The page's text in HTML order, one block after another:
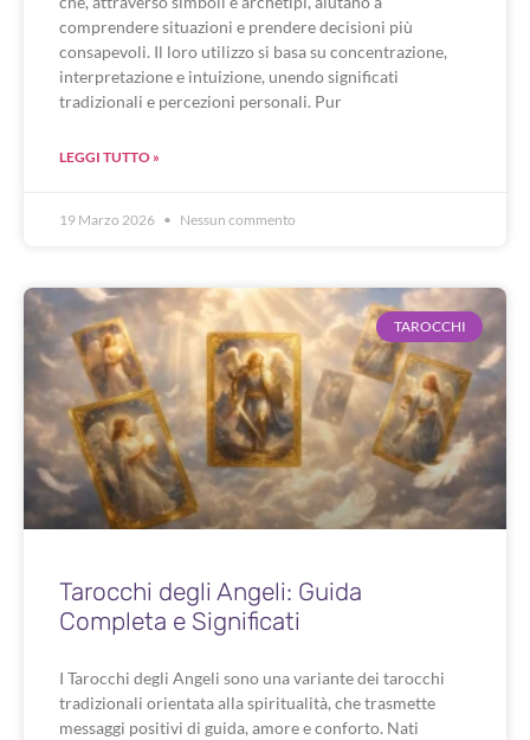
comprendere situazioni e prendere decisioni più
consapevoli. Il loro utilizzo si basa su concentrazione,
interpretazione e intuizione, unendo significati
tradizionali e percezioni personali. Pur
LEGGI TUTTO »
19 Marzo 2026 Nessun commento
TAROCCHI
Tarocchi degli Angeli: Guida
Completa e Significati
I Tarocchi degli Angeli sono una variante dei tarocchi
tradizionali orientata alla spiritualità, che trasmette
messaggi positivi di guida, amore e conforto. Nati